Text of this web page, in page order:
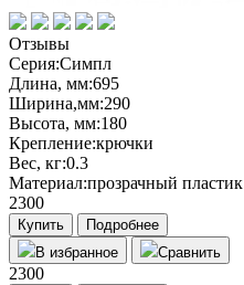
Отзывы
Серия:Симпл
Длина, мм:695
Ширина,мм:290
Высота, мм:180
Крепление:крючки
Вес, кг:0.3
Материал:прозрачный пластик
2300
Купить
Подробнее
В избранное
Сравнить
2300